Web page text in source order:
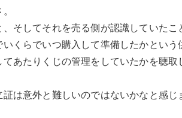
そしてそれを売る側が認識していたこ
くらでいつ購入して準備したかとい
てあたりくじの管理をしていたかを聴
は意外と難しいのではないかなと感じ